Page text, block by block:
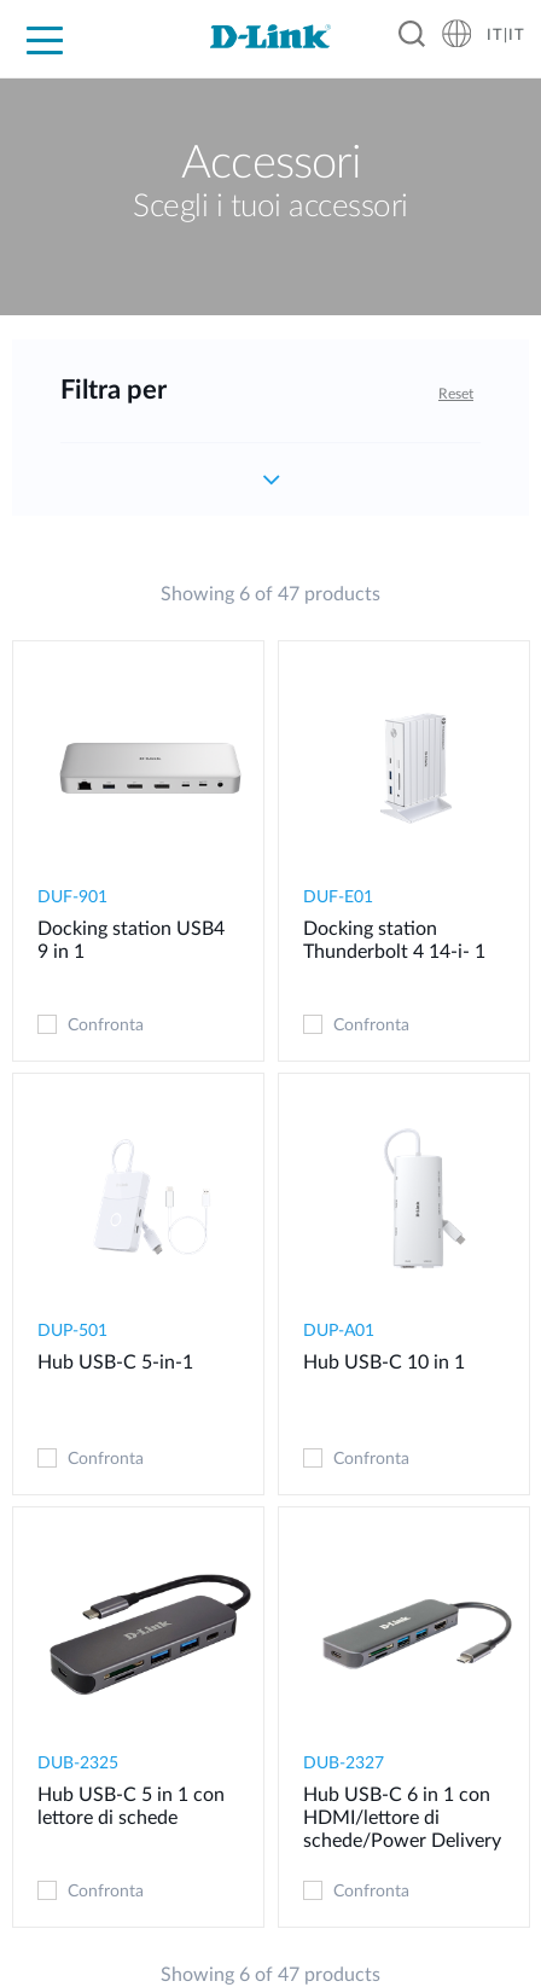
IT|IT
Accessori
Scegli i tuoi accessori
Filtra per Reset
Showing 6 of 47 products
DUF-901
Docking station USB4
9 in 1
Confronta
DUF-E01
Docking station
Thunderbolt 4 14-i- 1
Confronta
DUP-501
Hub USB-C 5-in-1
Confronta
DUP-A01
Hub USB-C 10 in 1
Confronta
DUB-2325
Hub USB-C 5 in 1 con
lettore di schede
Confronta
DUB-2327
Hub USB-C 6 in 1 con
HDMI/lettore di
schede/Power Delivery
Confronta
Showing 6 of 47 products